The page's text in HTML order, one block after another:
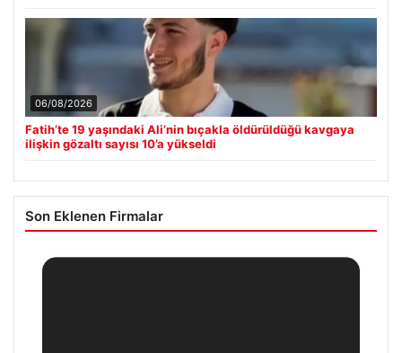
06/08/2026
Fatih’te 19 yaşındaki Ali’nin bıçakla öldürüldüğü kavgaya
ilişkin gözaltı sayısı 10’a yükseldi
Son Eklenen Firmalar